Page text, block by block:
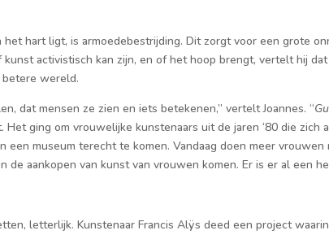
het hart ligt, is armoedebestrijding. Dit zorgt voor een grote
activistisch kan zijn, en of het hoop brengt, vertelt hij
wereld.
dat mensen ze zien en iets betekenen,” vertelt Joannes. “
ging om vrouwelijke kunstenaars uit de jaren ‘80 die zich
een museum terecht te komen. Vandaag doen meer vrouwen
de aankopen van kunst van vrouwen komen. Er is er al een
letterlijk. Kunstenaar Francis Alÿs deed een project